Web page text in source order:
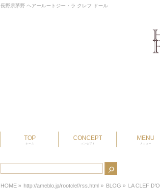
長野県茅野 ヘアールートジー・ラ クレフ ドール
TOP
ホーム
CONCEPT
コンセプト
MENU
メニュー
HOME » http://ameblo.jp/rootclef/rss.html » BLOG » LA CLEF